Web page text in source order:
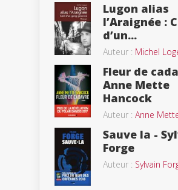
Lugon alias
l’Araignée :
d’un...
Auteur : Michel
Fleur de
Anne Mette
Hancock
Auteur : Anne
Sauve la -
Forge
Auteur : Sylvain